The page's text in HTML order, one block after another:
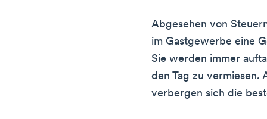
Abgesehen von
im Gastgewerbe eine
Sie werden immer
den Tag zu vermiesen.
verbergen sich die